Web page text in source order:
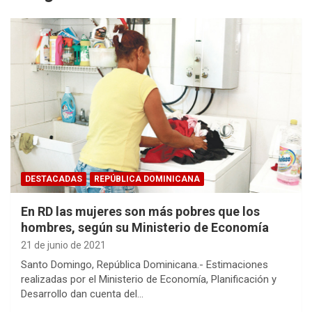
DESTACADAS REPÚBLICA DOMINICANA
En RD las mujeres son más pobres que los
hombres, según su Ministerio de Economía
21 de junio de 2021
Santo Domingo, República Dominicana.- Estimaciones
realizadas por el Ministerio de Economía, Planificación y
Desarrollo dan cuenta del…